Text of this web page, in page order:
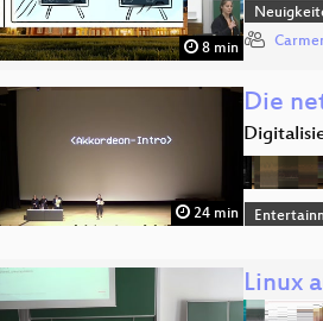
8 min
24 min
Die
Linux